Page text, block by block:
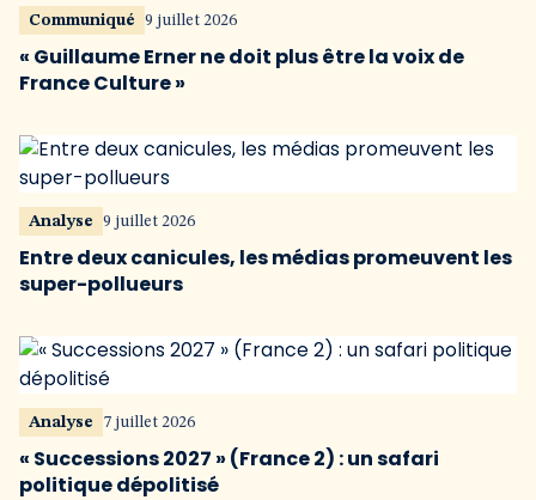
Communiqué 9 juillet 2026
« Guillaume Erner ne doit plus être la voix de
France Culture »
Analyse 9 juillet 2026
Entre deux canicules, les médias promeuvent les
super-pollueurs
Analyse 7 juillet 2026
« Successions 2027 » (France 2) : un safari
politique dépolitisé